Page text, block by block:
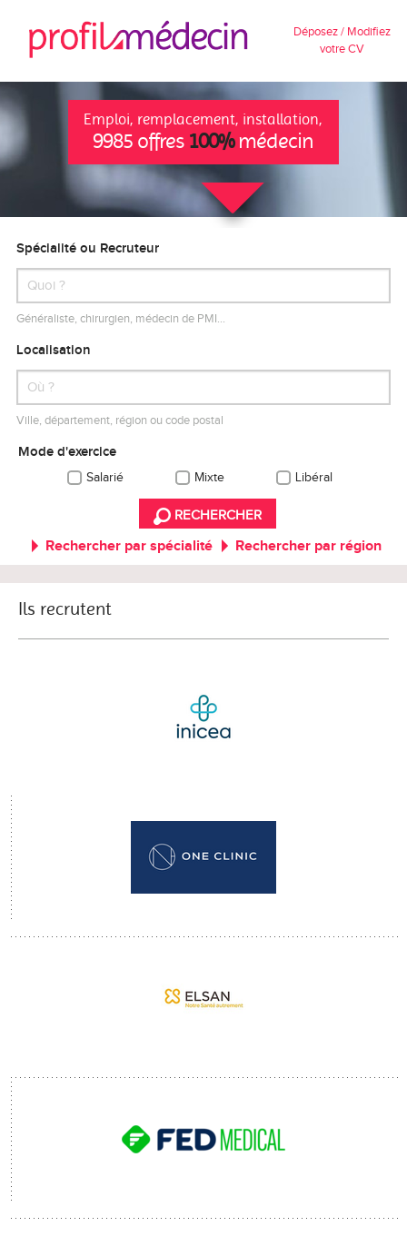
Déposez / Modifiez
votre CV
Emploi, remplacement, installation,
9985 offres 100%médecin
Spécialité ou Recruteur
Généraliste, chirurgien, médecin de PMI…
Localisation
Ville, département, région ou code postal
Mode d'exercice
Salarié Mixte Libéral
RECHERCHER
Rechercher par spécialité Rechercher par région
Ils recrutent